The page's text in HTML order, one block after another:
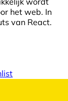
het web. In
van React.